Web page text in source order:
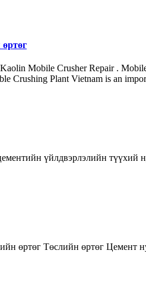
Mobile Crusher Repair .
Crushing Plant Vietnam is an
үйлдвэрлэлийн түүхий
өртөг Төслийн өртөг Цемент